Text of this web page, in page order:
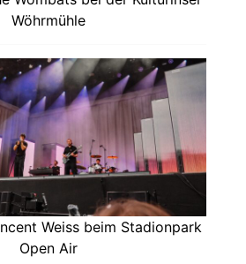
Wöhrmühle
Weiss beim Stadionpark
Open Air